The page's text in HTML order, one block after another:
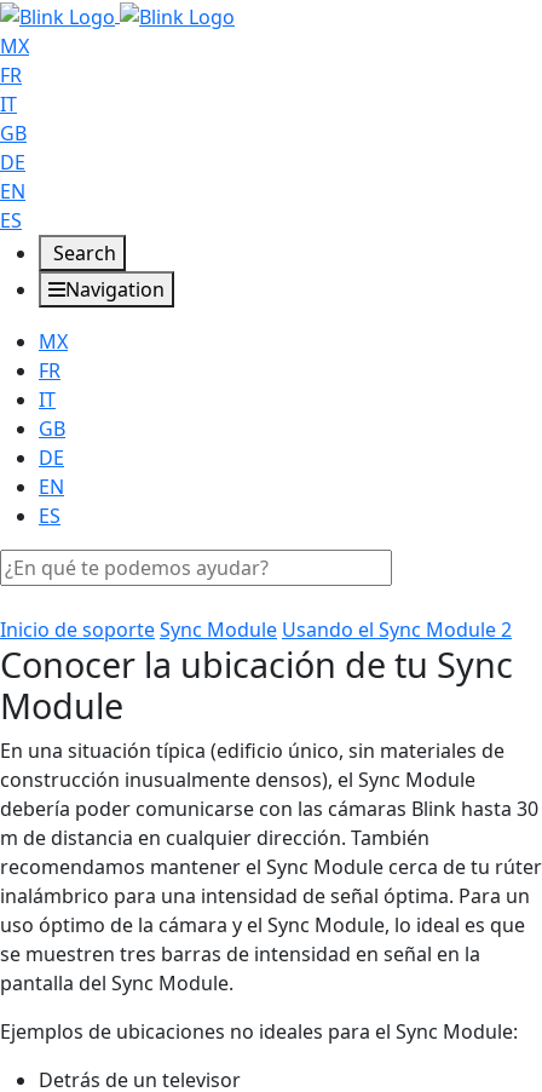
MX
FR
IT
GB
DE
EN
ES
Search
Navigation
MX
FR
IT
GB
DE
EN
ES
Inicio de soporteSync Module Usando el Sync Module 2
Conocer la ubicación de tu Sync
Module
En una situación típica (edificio único, sin materiales de
construcción inusualmente densos), el Sync Module
debería poder comunicarse con las cámaras Blink hasta 30
m de distancia en cualquier dirección. También
recomendamos mantener el Sync Module cerca de tu rúter
inalámbrico para una intensidad de señal óptima. Para un
uso óptimo de la cámara y el Sync Module, lo ideal es que
se muestren tres barras de intensidad en señal en la
pantalla del Sync Module.
Ejemplos de ubicaciones no ideales para el Sync Module:
Detrás de un televisor